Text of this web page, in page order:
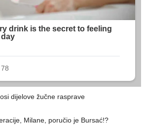
dijelove žučne rasprave
Milane, poručio je Bursać!?